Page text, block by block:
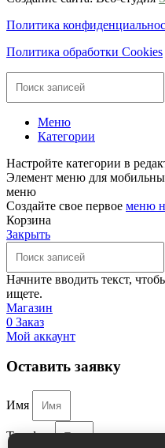
Политика
Политика обработки Cookies
Меню
Категории
Настройте категории в
Элемент меню для
меню
Создайте свое первое меню
Корзина
Закрыть
Начните вводить текст,
ищете.
Магазин
0 Заказ
Мой аккаунт
Оставить заявку
Имя
Телефон